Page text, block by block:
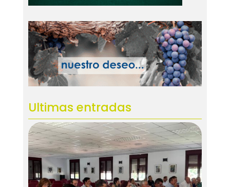
Ultimas entradas